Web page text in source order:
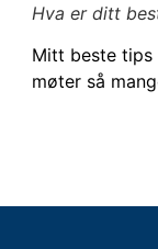
Hva er ditt
Mitt beste
møter så